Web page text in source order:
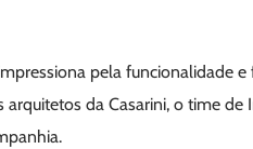
pela funcionalidade e
da Casarini, o time de